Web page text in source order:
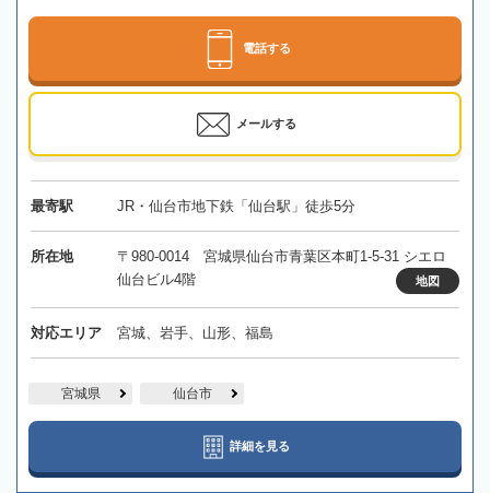
電話する
メールする
最寄駅 JR・仙台市地下鉄「仙台駅」徒歩5分
所在地
〒980-0014 宮城県仙台市青葉区本町1-5-31 シエロ
仙台ビル4階
地図
対応エリア 宮城、岩手、山形、福島
宮城県 仙台市
詳細を見る